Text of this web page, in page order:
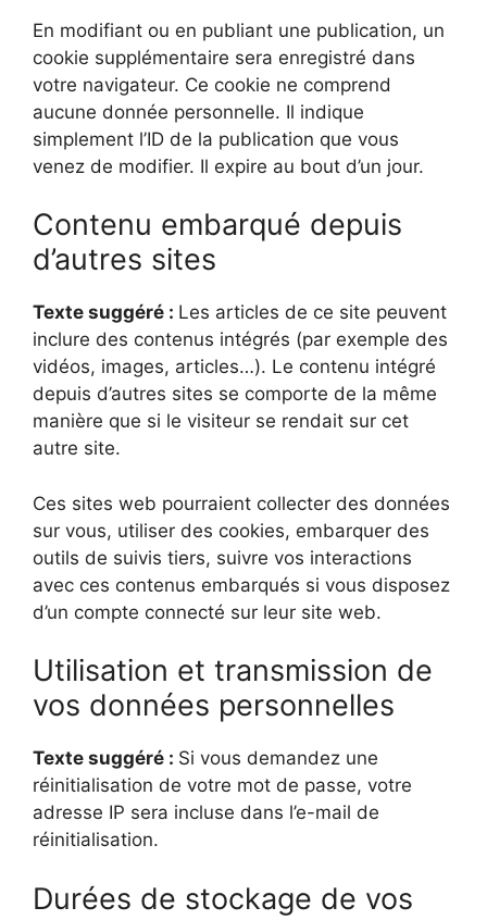
En modifiant ou en publiant une publication, un
cookie supplémentaire sera enregistré dans
votre navigateur. Ce cookie ne comprend
aucune donnée personnelle. Il indique
simplement l’ID de la publication que vous
venez de modifier. Il expire au bout d’un jour.
Contenu embarqué depuis
d’autres sites
Texte suggéré : Les articles de ce site peuvent
inclure des contenus intégrés (par exemple des
vidéos, images, articles…). Le contenu intégré
depuis d’autres sites se comporte de la même
manière que si le visiteur se rendait sur cet
autre site.
Ces sites web pourraient collecter des données
sur vous, utiliser des cookies, embarquer des
outils de suivis tiers, suivre vos interactions
avec ces contenus embarqués si vous disposez
d’un compte connecté sur leur site web.
Utilisation et transmission de
vos données personnelles
Texte suggéré : Si vous demandez une
réinitialisation de votre mot de passe, votre
adresse IP sera incluse dans l’e-mail de
réinitialisation.
Durées de stockage de vos